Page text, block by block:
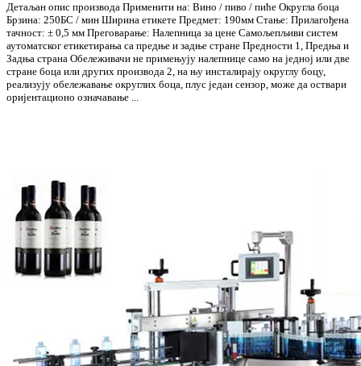
Детаљан опис производа Применити на: Вино / пиво / пиће Округла боца
Брзина: 250БС / мин Ширина етикете Предмет: 190мм Стање: Прилагођена
тачност: ± 0,5 мм Преговарање: Налепница за цене Самољепљиви систем
аутоматског етикетирања са предње и задње стране Предности 1, Предња и
Задња страна Обележивачи не примењују налепнице само на једној или две
стране боца или других производа 2, на њу инсталирају округлу боцу,
реализују обележавање округлих боца, плус један сензор, може да оствари
оријентационо означавање ...